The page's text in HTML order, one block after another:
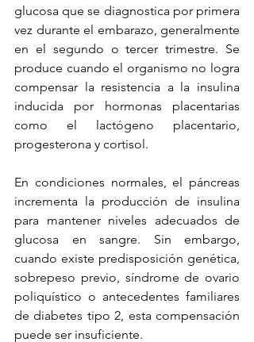
glucosa que se diagnostica por primera
vez durante el embarazo, generalmente
en el segundo o tercer trimestre. Se
produce cuando el organismo no logra
compensar la resistencia a la insulina
inducida por hormonas placentarias
como el lactógeno placentario,
progesterona y cortisol.
En condiciones normales, el páncreas
incrementa la producción de insulina
para mantener niveles adecuados de
glucosa en sangre. Sin embargo,
cuando existe predisposición genética,
sobrepeso previo, síndrome de ovario
poliquístico o antecedentes familiares
de diabetes tipo 2, esta compensación
puede ser insuficiente.